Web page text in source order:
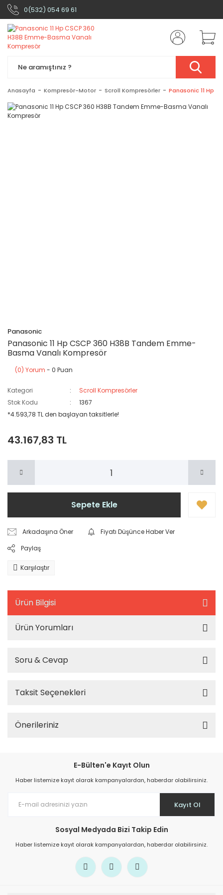
0(532) 054 69 61
Anasayfa Kompresör-Motor Scroll Kompresörler Panasonic 11 Hp
Panasonic
Panasonic 11 Hp CSCP 360 H38B Tandem Emme-
Basma Vanalı Kompresör
(0) Yorum - 0 Puan
Kategori
Scroll Kompresörler
Stok Kodu
1367
*4.593,78 TL den başlayan taksitlerle!
43.167,83 TL
Sepete Ekle
Arkadaşına Öner
Fiyatı Düşünce Haber Ver
Paylaş
Karşılaştır
Ürün Bilgisi
Ürün Yorumları
Soru & Cevap
Taksit Seçenekleri
Önerileriniz
E-Bülten'e Kayıt Olun
Haber listemize kayıt olarak kampanyalardan, haberdar olabilirsiniz.
Kayıt Ol
Sosyal Medyada Bizi Takip Edin
Haber listemize kayıt olarak kampanyalardan, haberdar olabilirsiniz.